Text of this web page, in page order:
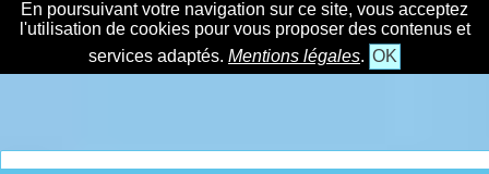
En poursuivant votre navigation sur ce site, vous acceptez
l'utilisation de cookies pour vous proposer des contenus et
services adaptés. Mentions légales. OK